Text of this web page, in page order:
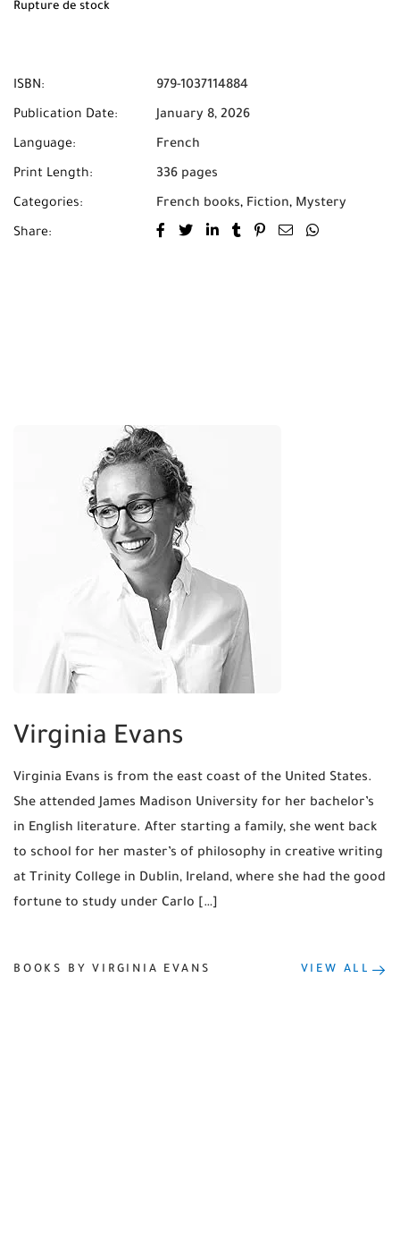
Rupture de stock
ISBN: 979-1037114884
Publication Date: January 8, 2026
Language: French
Print Length: 336 pages
Categories: French books, Fiction, Mystery
Share:
Virginia Evans
Virginia Evans is from the east coast of the United States.
She attended James Madison University for her bachelor’s
in English literature. After starting a family, she went back
to school for her master’s of philosophy in creative writing
at Trinity College in Dublin, Ireland, where she had the good
fortune to study under Carlo […]
BOOKS BY VIRGINIA EVANS VIEW ALL